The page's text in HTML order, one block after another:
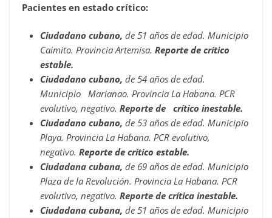
Pacientes en estado crítico:
Ciudadano cubano, de 51 años de edad. Municipio
Caimito. Provincia Artemisa. Reporte de crítico
estable.
Ciudadano cubano, de 54 años de edad.
Municipio Marianao. Provincia La Habana. PCR
evolutivo, negativo. Reporte de crítico inestable.
Ciudadano cubano, de 53 años de edad. Municipio
Playa. Provincia La Habana. PCR evolutivo,
negativo. Reporte de crítico estable.
Ciudadana cubana, de 69 años de edad. Municipio
Plaza de la Revolución. Provincia La Habana. PCR
evolutivo, negativo. Reporte de crítica inestable.
Ciudadana cubana, de 51 años de edad. Municipio